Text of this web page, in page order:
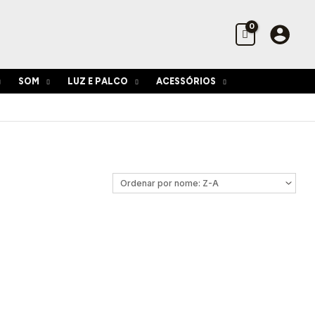
SOM LUZ E PALCO ACESSÓRIOS